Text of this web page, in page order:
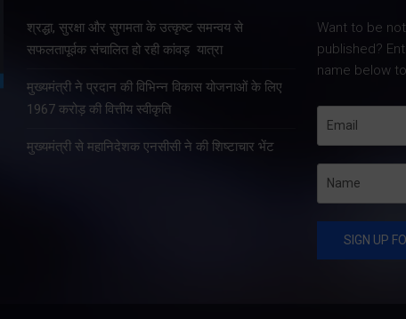
श्रद्धा, सुरक्षा और सुगमता के उत्कृष्ट समन्वय से
सफलतापूर्वक संचालित हो रही कांवड़ यात्रा
मुख्यमंत्री ने प्रदान की विभिन्न विकास योजनाओं के लिए
1967 करोड़ की वित्तीय स्वीकृति
मुख्यमंत्री से महानिदेशक एनसीसी ने की शिष्टाचार भेंट
Want to be
published?
name below
Share Nowदेहरादून। मुख्य
सचिव आनंद बर्द्धन ने गुरुवार को
राज्य आपातकालीन परिचालन
केंद्र पहुंचकर प्रदेश में लगातार
उत्पन्न स्थिति की विस्तृत समीक्षा